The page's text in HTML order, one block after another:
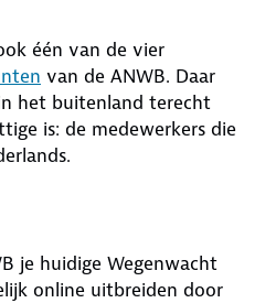
één van de vier
van de ANWB. Daar
het buitenland terecht
is: de medewerkers die
je huidige Wegenwacht
online uitbreiden door